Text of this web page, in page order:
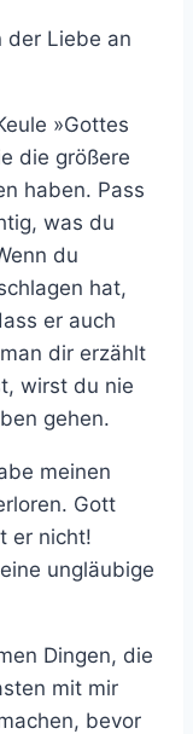
der Liebe an
»Gottes
die größere
haben. Pass
was du
du
hat,
er auch
dir erzählt
wirst du nie
gehen.
meinen
Gott
er nicht!
ungläubige
Dingen, die
mit mir
bevor